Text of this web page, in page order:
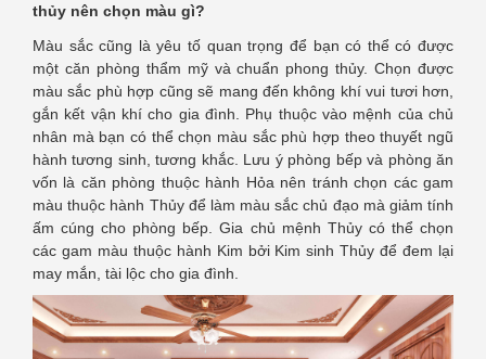
thủy nên chọn màu gì?
Màu sắc cũng là yêu tố quan trọng để bạn có thể có được
một căn phòng thẩm mỹ và chuẩn phong thủy. Chọn được
màu sắc phù hợp cũng sẽ mang đến không khí vui tươi hơn,
gắn kết vận khí cho gia đình. Phụ thuộc vào mệnh của chủ
nhân mà bạn có thể chọn màu sắc phù hợp theo thuyết ngũ
hành tương sinh, tương khắc. Lưu ý phòng bếp và phòng ăn
vốn là căn phòng thuộc hành Hỏa nên tránh chọn các gam
màu thuộc hành Thủy để làm màu sắc chủ đạo mà giảm tính
ấm cúng cho phòng bếp. Gia chủ mệnh Thủy có thể chọn
các gam màu thuộc hành Kim bởi Kim sinh Thủy để đem lại
may mắn, tài lộc cho gia đình.